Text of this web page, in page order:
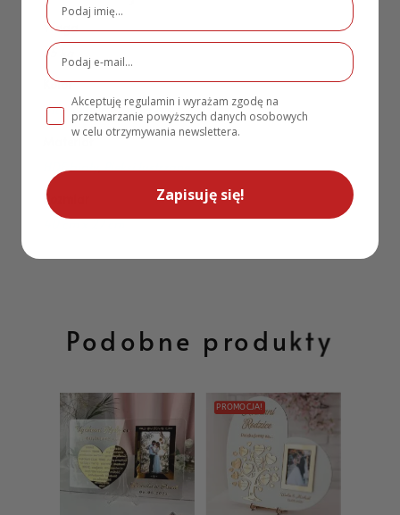
Waga
1,5 kg
Kolor
Biały,Złoty lustrzany
Materiał
HDF biały,Pleksi lustrzane
Rozmiar
40 cm x 27 cm
Podobne produkty
PROMOCJA!
Akceptuję regulamin i wyrażam zgodę na
przetwarzanie powyższych danych osobowych
w celu otrzymywania newslettera.
Zapisuję się!